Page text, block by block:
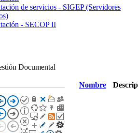
de servicios - SIGEP (Servidores
- SECOP II
Documental
Nombre